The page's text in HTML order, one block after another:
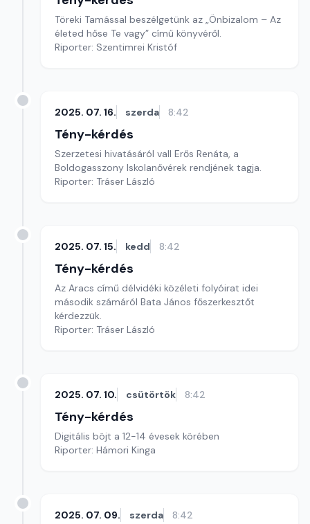
Töreki Tamással beszélgetünk az „Önbizalom – Az
életed hőse Te vagy” című könyvéről.
Riporter: Szentimrei Kristóf
2025. 07. 16. szerda 8:42
Tény-kérdés
Szerzetesi hivatásáról vall Erős Renáta, a
Boldogasszony Iskolanővérek rendjének tagja.
Riporter: Tráser László
2025. 07. 15. kedd 8:42
Tény-kérdés
Az Aracs című délvidéki közéleti folyóirat idei
második számáról Bata János főszerkesztőt
kérdezzük.
Riporter: Tráser László
2025. 07. 10. csütörtök 8:42
Tény-kérdés
Digitális böjt a 12-14 évesek körében
Riporter: Hámori Kinga
2025. 07. 09. szerda 8:42